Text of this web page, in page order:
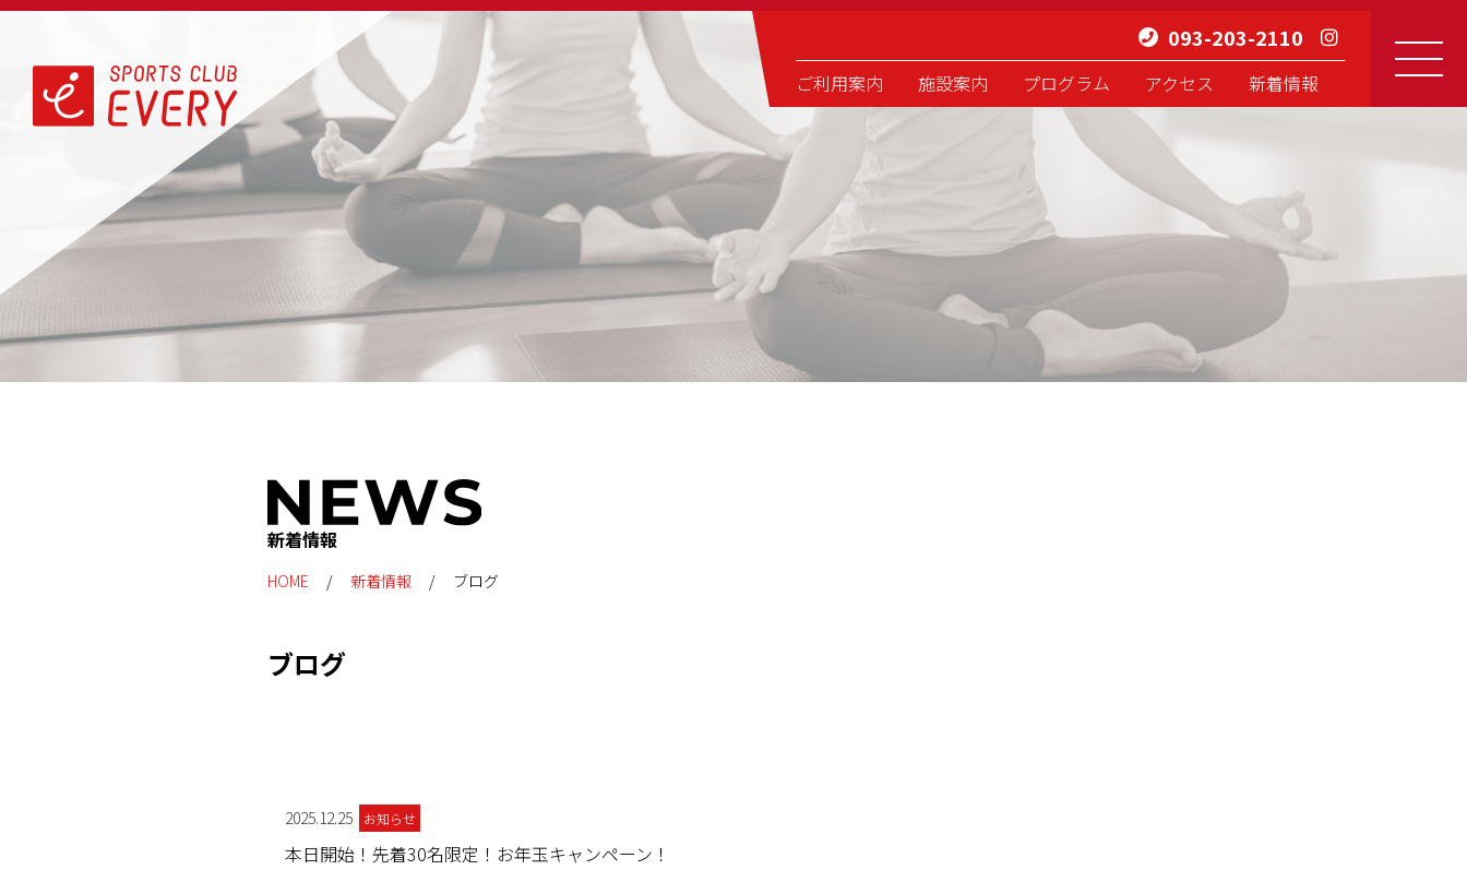
093-203-2110
ご利用案内 施設案内 プログラム アクセス 新着情報
新着情報
HOME 新着情報 ブログ
ブログ
2025.12.25 お知らせ
本日開始！先着30名限定！お年玉キャンペーン！